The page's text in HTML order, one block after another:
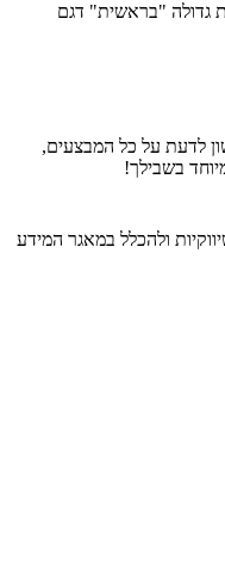
לדעת על כל המבצעים,
בשבילך!
ולהכלל במאגר המידע